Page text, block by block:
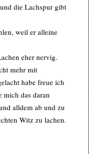
die Lachspur gibt
weil er alleine
eher nervig.
mehr mit
habe freue ich
mich das daran
alldem ab und zu
Witz zu lachen.